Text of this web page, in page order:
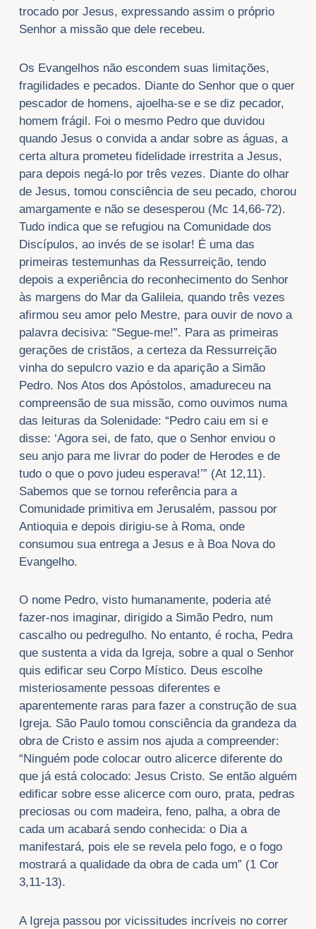
trocado por Jesus, expressando assim o próprio
Senhor a missão que dele recebeu.
Os Evangelhos não escondem suas limitações,
fragilidades e pecados. Diante do Senhor que o quer
pescador de homens, ajoelha-se e se diz pecador,
homem frágil. Foi o mesmo Pedro que duvidou
quando Jesus o convida a andar sobre as águas, a
certa altura prometeu fidelidade irrestrita a Jesus,
para depois negá-lo por três vezes. Diante do olhar
de Jesus, tomou consciência de seu pecado, chorou
amargamente e não se desesperou (Mc 14,66-72).
Tudo indica que se refugiou na Comunidade dos
Discípulos, ao invés de se isolar! É uma das
primeiras testemunhas da Ressurreição, tendo
depois a experiência do reconhecimento do Senhor
às margens do Mar da Galileia, quando três vezes
afirmou seu amor pelo Mestre, para ouvir de novo a
palavra decisiva: “Segue-me!”. Para as primeiras
gerações de cristãos, a certeza da Ressurreição
vinha do sepulcro vazio e da aparição a Simão
Pedro. Nos Atos dos Apóstolos, amadureceu na
compreensão de sua missão, como ouvimos numa
das leituras da Solenidade: “Pedro caiu em si e
disse: ‘Agora sei, de fato, que o Senhor enviou o
seu anjo para me livrar do poder de Herodes e de
tudo o que o povo judeu esperava!’” (At 12,11).
Sabemos que se tornou referência para a
Comunidade primitiva em Jerusalém, passou por
Antioquia e depois dirigiu-se à Roma, onde
consumou sua entrega a Jesus e à Boa Nova do
Evangelho.
O nome Pedro, visto humanamente, poderia até
fazer-nos imaginar, dirigido a Simão Pedro, num
cascalho ou pedregulho. No entanto, é rocha, Pedra
que sustenta a vida da Igreja, sobre a qual o Senhor
quis edificar seu Corpo Místico. Deus escolhe
misteriosamente pessoas diferentes e
aparentemente raras para fazer a construção de sua
Igreja. São Paulo tomou consciência da grandeza da
obra de Cristo e assim nos ajuda a compreender:
“Ninguém pode colocar outro alicerce diferente do
que já está colocado: Jesus Cristo. Se então alguém
edificar sobre esse alicerce com ouro, prata, pedras
preciosas ou com madeira, feno, palha, a obra de
cada um acabará sendo conhecida: o Dia a
manifestará, pois ele se revela pelo fogo, e o fogo
mostrará a qualidade da obra de cada um” (1 Cor
3,11-13).
A Igreja passou por vicissitudes incríveis no correr